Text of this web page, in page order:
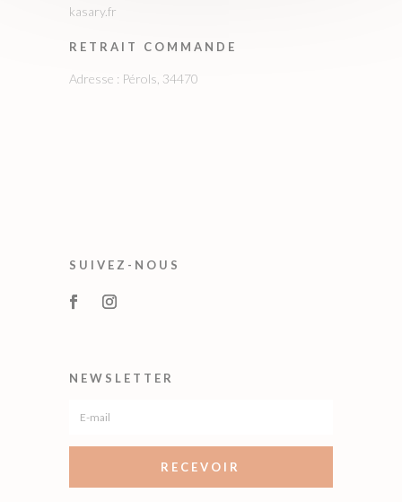
kasary.fr
RETRAIT COMMANDE
Adresse : Pérols, 34470
SUIVEZ-NOUS
NEWSLETTER
RECEVOIR